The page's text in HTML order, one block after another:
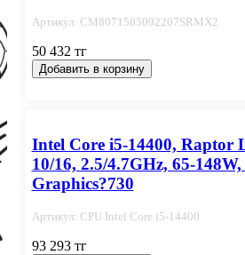
Артикул: CM8071505092207SRMX2
50 432 тг
Добавить в корзину
Intel Core i5-14400, Raptor
10/16, 2.5/4.7GHz, 65-
Graphics?730
Артикул: СPU Intel Сore i5-14400
93 293 тг